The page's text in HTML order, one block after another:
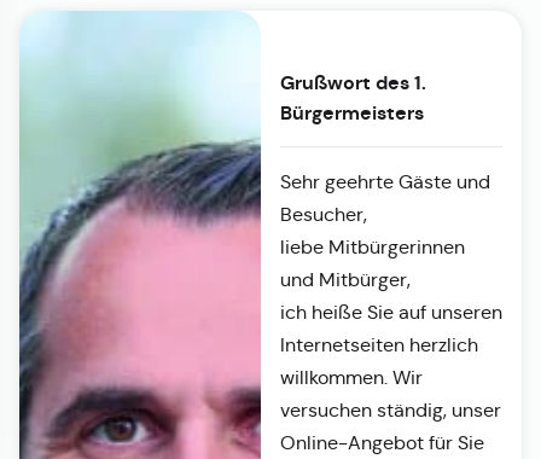
Grußwort des 1.
Bürgermeisters
Sehr geehrte Gäste und
Besucher,
liebe Mitbürgerinnen
und Mitbürger,
ich heiße Sie auf unseren
Internetseiten herzlich
willkommen. Wir
versuchen ständig, unser
Online-Angebot für Sie